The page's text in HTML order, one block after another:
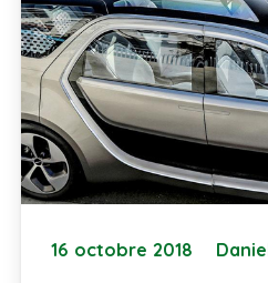
16 octobre 2018